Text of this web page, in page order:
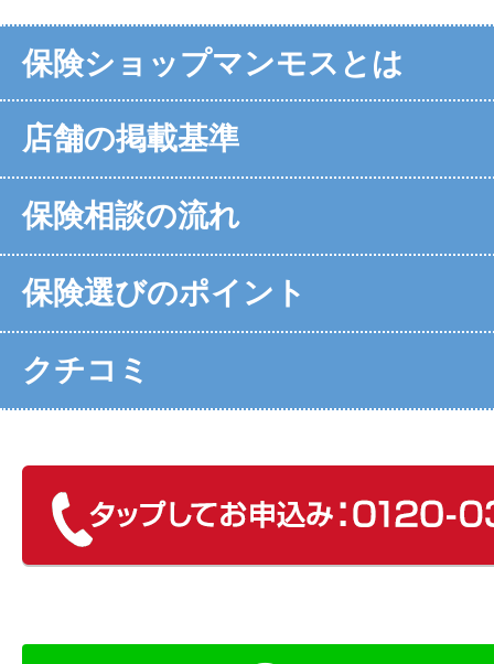
保険ショップマンモスとは
店舗の掲載基準
保険相談の流れ
保険選びのポイント
クチコミ